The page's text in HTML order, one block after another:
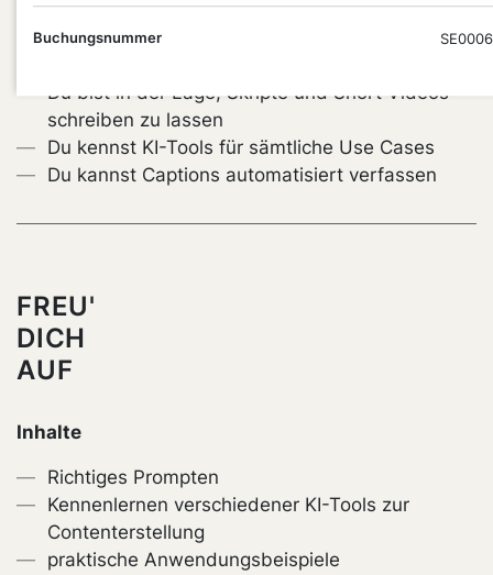
Buchungsnummer SE0006
Du weißt, worauf es bei einem optimalen
Du bist in der Lage, Skripte und Short Videos
schreiben zu lassen
Du kennst KI-Tools für sämtliche Use Cases
Du kannst Captions automatisiert verfassen
FREU'
DICH
AUF
Inhalte
Richtiges Prompten
Kennenlernen verschiedener KI-Tools zur
Contenterstellung
praktische Anwendungsbeispiele